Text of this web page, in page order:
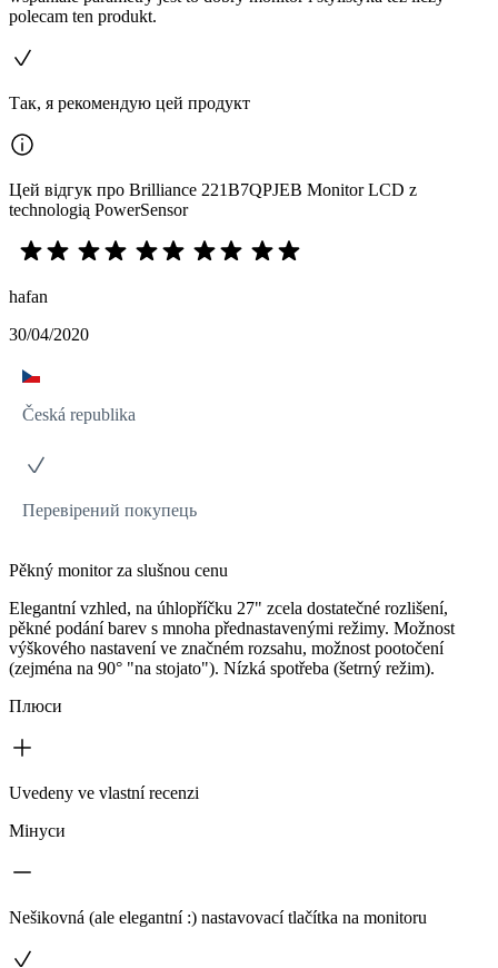
polecam ten produkt.
Так, я рекомендую цей продукт
Цей відгук про Brilliance 221B7QPJEB Monitor LCD z
technologią PowerSensor
hafan
30/04/2020
Česká republika
Перевірений покупець
Pěkný monitor za slušnou cenu
Elegantní vzhled, na úhlopříčku 27" zcela dostatečné rozlišení,
pěkné podání barev s mnoha přednastavenými režimy. Možnost
výškového nastavení ve značném rozsahu, možnost pootočení
(zejména na 90° "na stojato"). Nízká spotřeba (šetrný režim).
Плюси
Uvedeny ve vlastní recenzi
Мінуси
Nešikovná (ale elegantní :) nastavovací tlačítka na monitoru